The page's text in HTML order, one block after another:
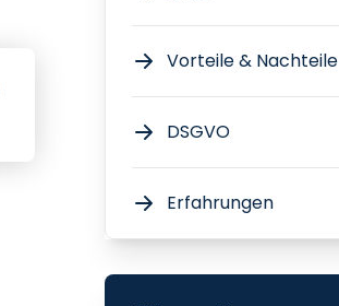
Vorteile & Nachteile
DSGVO
Erfahrungen